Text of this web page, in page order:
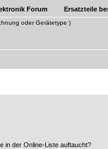
Forum Ersatzteile
oder Gerätetype )
in der Online-Liste auftaucht?